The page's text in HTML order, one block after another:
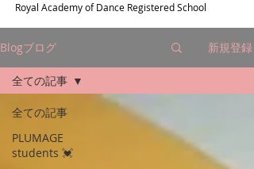
Royal Academy of Dance Registered School
Blogブログ 新規登録
全ての記事
PLUMAGE
students 💓
全ての記事